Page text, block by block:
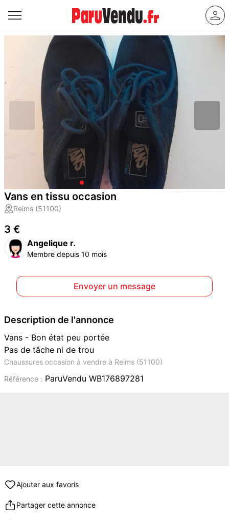
Vans en tissu occasion
Reims (51100)
3 €
Angelique r.
Membre depuis 10 mois
Envoyer un message
Description de l'annonce
Vans - Bon état peu portée
Pas de tâche ni de trou
Chaussures occasion à vendre à Reims (51100)
Référence : ParuVendu WB176897281
Ajouter aux favoris
Partager cette annonce